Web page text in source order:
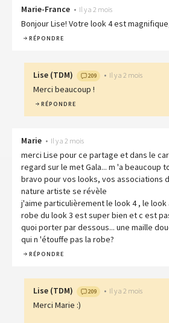
Marie-France • Il y a 2 mois
Bonjour Lise! Votre look 4 est
RÉPONDRE
Lise (TDM) 209 • Il y a 2 mois
Merci beaucoup !
RÉPONDRE
Marie • Il y a 2 mois
merci Lise pour ce partage et dans le
regard sur le met Gala... m 'a beaucoup
bravo pour vos looks, vos associations
nature artiste se révèle
j'aime particulièrement le look 4 , le look
robe du look 3 est super bien et c est
quoi porter par dessous... une maille
qui n 'étouffe pas la robe?
RÉPONDRE
Lise (TDM) 209 • Il y a 2 mois
Merci Marie :)